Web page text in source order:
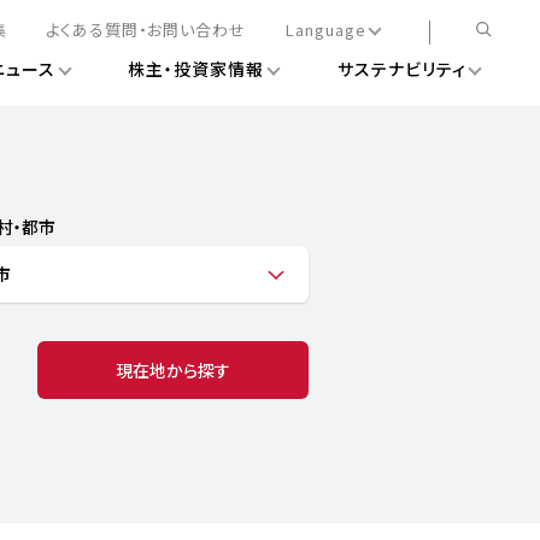
トカバレッジ
について
ネジメント
ィナビリティデータ
よくある質問・お問い合わせ
Language
日本語
ュース 株主・投資家情報 サステナビリティ
・都市
現在地から探す